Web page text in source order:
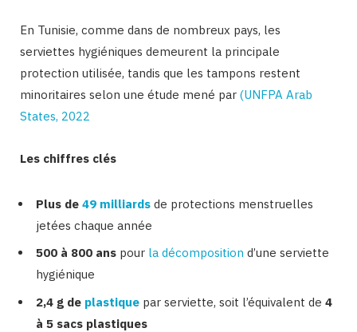
En Tunisie, comme dans de nombreux pays, les
serviettes hygiéniques demeurent la principale
protection utilisée, tandis que les tampons restent
minoritaires selon une étude mené par (UNFPA Arab
States, 2022
Les chiffres clés
Plus de 49 milliards de protections menstruelles
jetées chaque année
500 à 800 ans pour la décomposition d’une serviette
hygiénique
2,4 g de plastique par serviette, soit l’équivalent de 4
à 5 sacs plastiques